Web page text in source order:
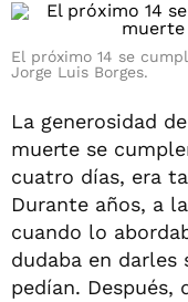
El próximo 14 se
Jorge Luis Borges.
La generosidad de
muerte se
cuatro días, era
Durante años, a
cuando lo
dudaba en
pedían. Después,